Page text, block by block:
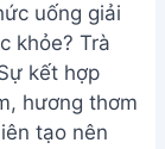
uống giải
khỏe? Trà
kết hợp
hương thơm
tạo nên